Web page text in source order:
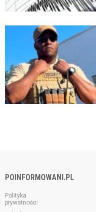
POINFORMOWANI.PL
Polityka
prywatności